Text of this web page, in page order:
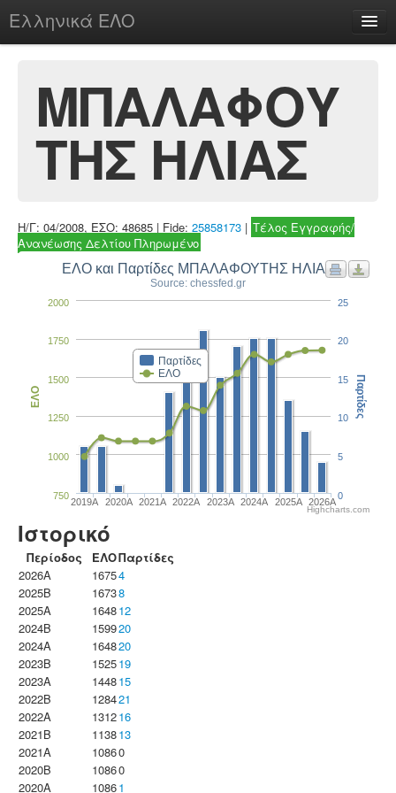
Ελληνικά ΕΛΟ
chesstu.be @ discord
Login
ΜΠΑΛΑΦΟΥ
ΤΗΣ ΗΛΙΑΣ
Η/Γ: 04/2008, ΕΣΟ: 48685 | Fide: 25858173 | Τέλος Εγγραφής/
Ανανέωσης Δελτίου Πληρωμένο
ΕΛΟ και Παρτίδες ΜΠΑΛΑΦΟΥΤΗΣ ΗΛΙΑΣ
Source: chessfed.gr
Παρτίδες
ΕΛΟ
2019A 2020A 2021A 2022A 2023Α 2024A 2025A 2026A
1000
750
1250
1500
1750
2000
ΕΛΟ
0
5
10
15
20
25
Παρτίδες
Highcharts.com
Ιστορικό
Περίοδος ΕΛΟΠαρτίδες
2026A
16754
2025B
16738
2025A
164812
2024B
159920
2024A
164820
2023B
152519
2023Α
144815
2022B
128421
2022A
131216
2021B
113813
2021A
10860
2020B
10860
2020A
10861